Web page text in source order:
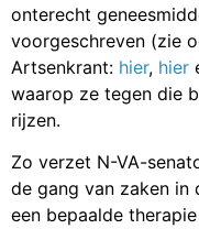
onterecht
voorgeschreven (zie
Artsenkrant: hier, hier
waarop ze tegen die
rijzen.
Zo verzet N-VA-
de gang van zaken in
een bepaalde